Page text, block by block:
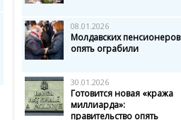
08.01.2026
Молдавских пенсионеров
опять ограбили
30.01.2026
Готовится новая «кража
миллиарда»:
правительство опять